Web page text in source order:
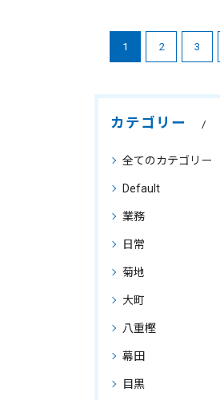
1 2 3
カテゴリー
全てのカテゴリー
Default
業務
日常
菊地
大町
八重樫
幕田
目黒